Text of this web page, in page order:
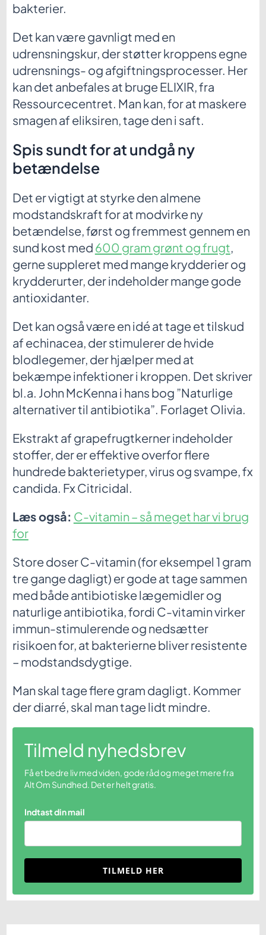
bakterier.
Det kan være gavnligt med en
udrensningskur, der støtter kroppens egne
udrensnings- og afgiftningsprocesser. Her
kan det anbefales at bruge ELIXIR, fra
Ressourcecentret. Man kan, for at maskere
smagen af eliksiren, tage den i saft.
Spis sundt for at undgå ny
betændelse
Det er vigtigt at styrke den almene
modstandskraft for at modvirke ny
betændelse, først og fremmest gennem en
sund kost med 600 gram grønt og frugt,
gerne suppleret med mange krydderier og
krydderurter, der indeholder mange gode
antioxidanter.
Det kan også være en idé at tage et tilskud
af echinacea, der stimulerer de hvide
blodlegemer, der hjælper med at
bekæmpe infektioner i kroppen. Det skriver
bl.a. John McKenna i hans bog ”Naturlige
alternativer til antibiotika”. Forlaget Olivia.
Ekstrakt af grapefrugtkerner indeholder
stoffer, der er effektive overfor flere
hundrede bakterietyper, virus og svampe, fx
candida. Fx Citricidal.
Læs også: C-vitamin – så meget har vi brug
for
Store doser C-vitamin (for eksempel 1 gram
tre gange dagligt) er gode at tage sammen
med både antibiotiske lægemidler og
naturlige antibiotika, fordi C-vitamin virker
immun-stimulerende og nedsætter
risikoen for, at bakterierne bliver resistente
– modstandsdygtige.
Man skal tage flere gram dagligt. Kommer
der diarré, skal man tage lidt mindre.
Tilmeld nyhedsbrev
Få et bedre liv med viden, gode råd og meget mere fra
Alt Om Sundhed. Det er helt gratis.
Indtast din mail
TILMELD HER